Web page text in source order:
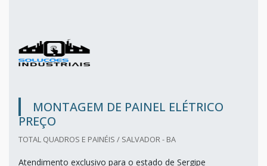
MONTAGEM DE PAINEL ELÉTRICO
PREÇO
TOTAL QUADROS E PAINÉIS / SALVADOR - BA
Atendimento exclusivo para o estado de Sergipe